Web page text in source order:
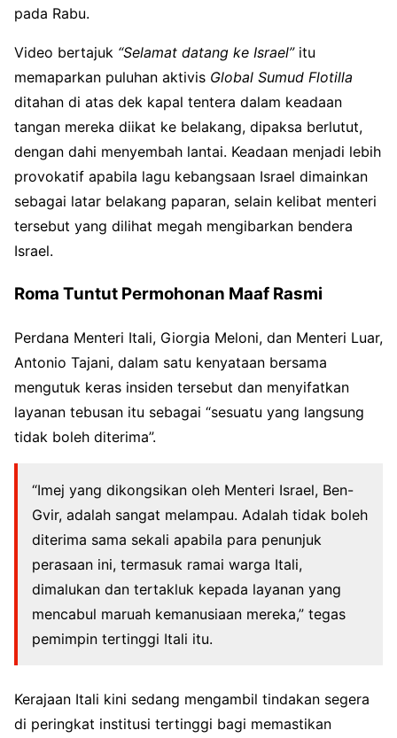
pada Rabu.
Video bertajuk “Selamat datang ke Israel”itu
memaparkan puluhan aktivis Global Sumud Flotilla
ditahan di atas dek kapal tentera dalam keadaan
tangan mereka diikat ke belakang, dipaksa berlutut,
dengan dahi menyembah lantai. Keadaan menjadi lebih
provokatif apabila lagu kebangsaan Israel dimainkan
sebagai latar belakang paparan, selain kelibat menteri
tersebut yang dilihat megah mengibarkan bendera
Israel.
Roma Tuntut Permohonan Maaf Rasmi
Perdana Menteri Itali, Giorgia Meloni, dan Menteri Luar,
Antonio Tajani, dalam satu kenyataan bersama
mengutuk keras insiden tersebut dan menyifatkan
layanan tebusan itu sebagai “sesuatu yang langsung
tidak boleh diterima”.
“Imej yang dikongsikan oleh Menteri Israel, Ben-
Gvir, adalah sangat melampau. Adalah tidak boleh
diterima sama sekali apabila para penunjuk
perasaan ini, termasuk ramai warga Itali,
dimalukan dan tertakluk kepada layanan yang
mencabul maruah kemanusiaan mereka,” tegas
pemimpin tertinggi Itali itu.
Kerajaan Itali kini sedang mengambil tindakan segera
di peringkat institusi tertinggi bagi memastikan